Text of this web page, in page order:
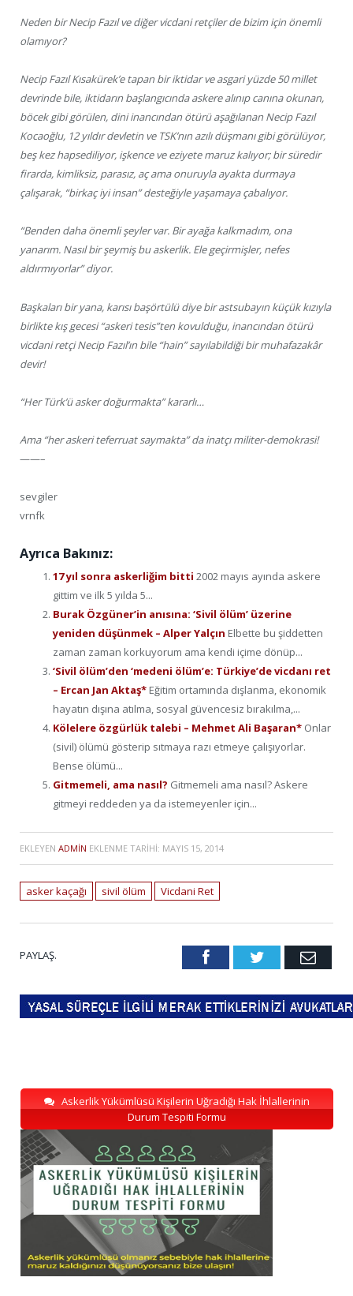
Neden bir Necip Fazıl ve diğer vicdani retçiler de bizim için önemli
olamıyor?
Necip Fazıl Kısakürek’e tapan bir iktidar ve asgari yüzde 50 millet
devrinde bile, iktidarın başlangıcında askere alınıp canına okunan,
böcek gibi görülen, dini inancından ötürü aşağılanan Necip Fazıl
Kocaoğlu, 12 yıldır devletin ve TSK’nın azılı düşmanı gibi görülüyor,
beş kez hapsediliyor, işkence ve eziyete maruz kalıyor; bir süredir
firarda, kimliksiz, parasız, aç ama onuruyla ayakta durmaya
çalışarak, “birkaç iyi insan” desteğiyle yaşamaya çabalıyor.
“Benden daha önemli şeyler var. Bir ayağa kalkmadım, ona
yanarım. Nasıl bir şeymiş bu askerlik. Ele geçirmişler, nefes
aldırmıyorlar” diyor.
Başkaları bir yana, karısı başörtülü diye bir astsubayın küçük kızıyla
birlikte kış gecesi “askeri tesis”ten kovulduğu, inancından ötürü
vicdani retçi Necip Fazıl’ın bile “hain” sayılabildiği bir muhafazakâr
devir!
“Her Türk’ü asker doğurmakta” kararlı…
Ama “her askeri teferruat saymakta” da inatçı militer-demokrasi!
——–
sevgiler
vrnfk
Ayrıca Bakınız:
17 yıl sonra askerliğim bitti 2002 mayıs ayında askere
gittim ve ilk 5 yılda 5...
Burak Özgüner’in anısına: ‘Sivil ölüm’ üzerine
yeniden düşünmek – Alper Yalçın Elbette bu şiddetten
zaman zaman korkuyorum ama kendi içime dönüp...
‘Sivil ölüm’den ‘medeni ölüm’e: Türkiye’de vicdanı ret
– Ercan Jan Aktaş* Eğitim ortamında dışlanma, ekonomik
hayatın dışına atılma, sosyal güvencesiz bırakılma,...
Kölelere özgürlük talebi – Mehmet Ali Başaran* Onlar
(sivil) ölümü gösterip sıtmaya razı etmeye çalışıyorlar.
Bense ölümü...
Gitmemeli, ama nasıl? Gitmemeli ama nasıl? Askere
gitmeyi reddeden ya da istemeyenler için...
EKLEYEN ADMIN EKLENME TARIHI: MAYIS 15, 2014
asker kaçağı sivil ölüm Vicdani Ret
PAYLAŞ. FacebookTwitter Email
Askerlik Yükümlüsü Kişilerin Uğradığı Hak İhlallerinin
Durum Tespiti Formu